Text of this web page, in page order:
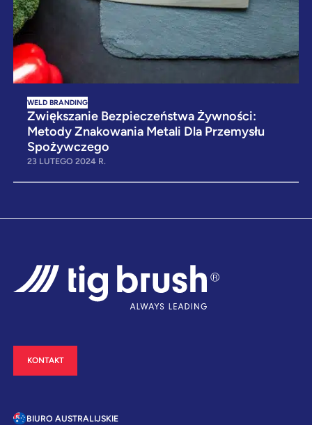
WELD BRANDING
Zwiększanie Bezpieczeństwa Żywności:
Metody Znakowania Metali Dla Przemysłu
Spożywczego
23 LUTEGO 2024 R.
KONTAKT
BIURO AUSTRALIJSKIE